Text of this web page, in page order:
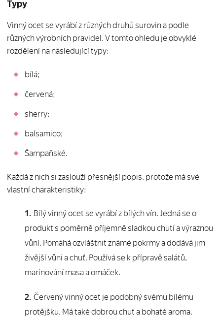
Typy
Vinný ocet se vyrábí z různých druhů surovin a podle
různých výrobních pravidel. V tomto ohledu je obvyklé
rozdělení na následující typy:
bílá;
červená;
sherry;
balsamico;
Šampaňské.
Každá z nich si zaslouží přesnější popis, protože má své
vlastní charakteristiky:
Bílý vinný ocet se vyrábí z bílých vín. Jedná se o
produkt s poměrně příjemně sladkou chutí a výraznou
vůní. Pomáhá ozvláštnit známé pokrmy a dodává jim
živější vůni a chuť. Používá se k přípravě salátů,
marinování masa a omáček.
Červený vinný ocet je podobný svému bílému
protějšku. Má také dobrou chuť a bohaté aroma.